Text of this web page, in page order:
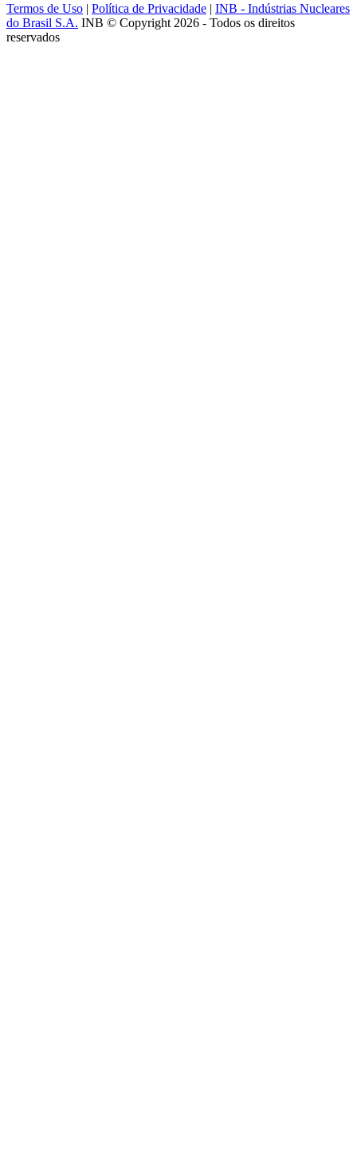
Termos de Uso | Política de Privacidade | INB - Indústrias Nucleares
do Brasil S.A. INB © Copyright 2026 - Todos os direitos
reservados